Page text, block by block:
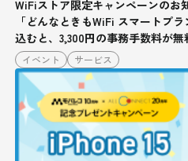
WiFiストア限定キャンペーンのお
「どんなときもWiFi スマートプ
込むと、3,300円の事務手数料が
イベント サービス